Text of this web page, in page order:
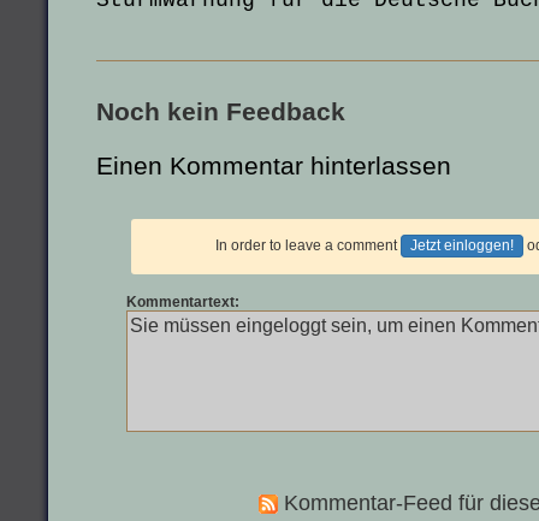
Noch kein Feedback
Einen Kommentar hinterlassen
In order to leave a comment Jetzt einloggen!
Kommentartext:
Kommentar-Feed für